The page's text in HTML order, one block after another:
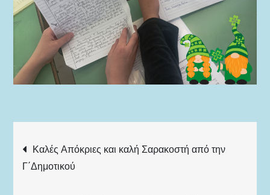
Πλοήγηση
άρθρων
Καλές Απόκριες και καλή Σαρακοστή από την
Γ΄Δημοτικού